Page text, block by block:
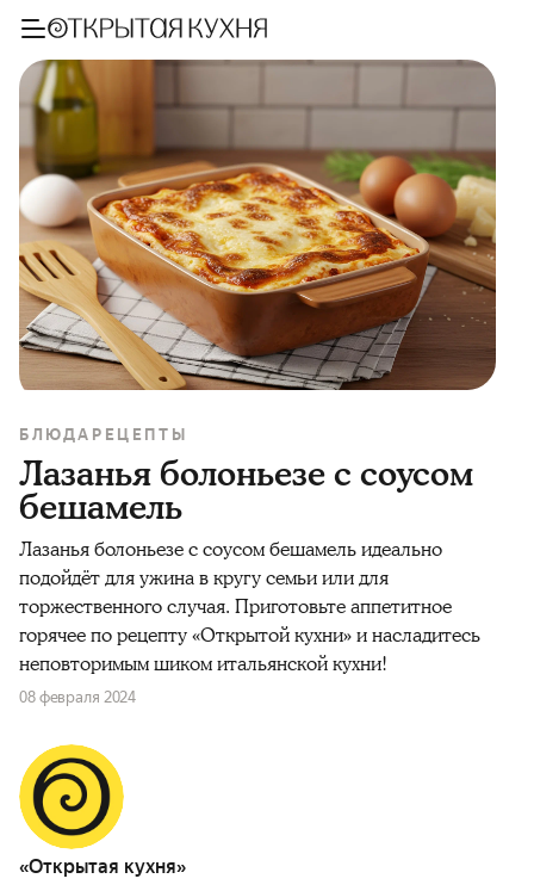
БЛЮДА РЕЦЕПТЫ
Лазанья болоньезе с соусом
бешамель
Лазанья болоньезе с соусом бешамель идеально
подойдёт для ужина в кругу семьи или для
торжественного случая. Приготовьте аппетитное
горячее по рецепту «Открытой кухни» и насладитесь
неповторимым шиком итальянской кухни!
08 февраля 2024
«Открытая кухня»